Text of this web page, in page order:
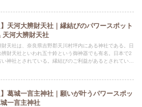
】天河大辨財天社｜縁結びのパワースポット
天河大辨財天社
財天社は、奈良県吉野郡天川村坪内にある神社である。日
辨財天社といわれ五十鈴という御神器でも有名。日本で2
い神社とされている。縁結びのご利益があるとされていま
】葛城一言主神社｜願いが叶うパワースポッ
一言主神社